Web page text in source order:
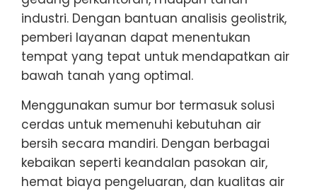
industri. Dengan bantuan analisis geolistrik,
pemberi layanan dapat menentukan
tempat yang tepat untuk mendapatkan air
bawah tanah yang optimal.
Menggunakan sumur bor termasuk solusi
cerdas untuk memenuhi kebutuhan air
bersih secara mandiri. Dengan berbagai
kebaikan seperti keandalan pasokan air,
hemat biaya pengeluaran, dan kualitas air